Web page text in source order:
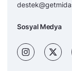
Sosyal Medya